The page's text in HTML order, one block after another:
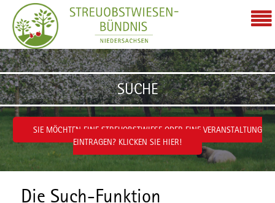
Zum Inhalt wechseln
SUCHE
SIE MÖCHTEN EINE STREUOBSTWIESE ODER EINE VERANSTALTUNG
EINTRAGEN? KLICKEN SIE HIER!
Die Such-Funktion